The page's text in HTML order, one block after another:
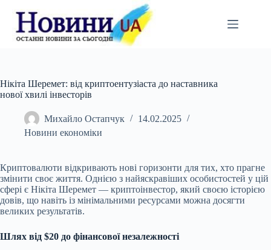
вмісту
Нікіта Шеремет: від криптоентузіаста до наставника
нової хвилі інвесторів
Михайло Остапчук
14.02.2025
Новини економіки
Криптовалюти відкривають нові горизонти для тих, хто прагне
змінити своє життя. Однією з найяскравіших особистостей у цій
сфері є Нікіта Шеремет — криптоінвестор, який своєю історією
довів, що навіть із мінімальними ресурсами можна досягти
великих результатів.
Шлях від $20 до фінансової незалежності